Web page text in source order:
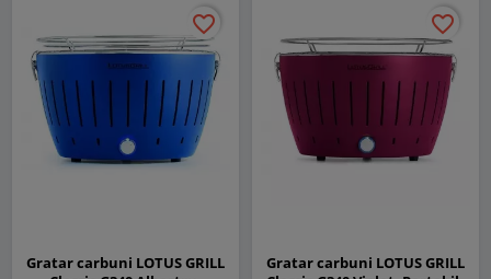
favorite_border
favorite_border
Gratar carbuni LOTUS GRILL
favorite_border
favorite_border
Gratar carbuni LOTUS GRILL